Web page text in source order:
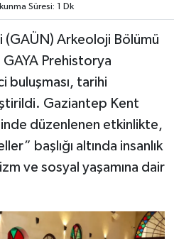
Süresi: 1 Dk
Arkeoloji Bölümü
Prehistorya
buluşması, tarihi
Gaziantep Kent
düzenlenen etkinlikte,
başlığı altında insanlık
ve sosyal yaşamına dair